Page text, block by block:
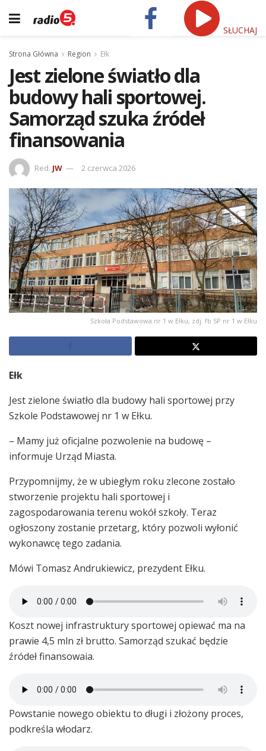
SŁUCHAJ
Strona Główna Region Ełk
Jest zielone światło dla
budowy hali sportowej.
Samorząd szuka źródeł
finansowania
Red. JW 2 czerwca 2026
Szkoła Podstawowa nr 1 w Ełku, zdj. fb SP nr 1 w Ełku
Ełk
Jest zielone światło dla budowy hali sportowej przy
Szkole Podstawowej nr 1 w Ełku.
– Mamy już oficjalne pozwolenie na budowę –
informuje Urząd Miasta.
Przypomnijmy, że w ubiegłym roku zlecone zostało
stworzenie projektu hali sportowej i
zagospodarowania terenu wokół szkoły. Teraz
ogłoszony zostanie przetarg, który pozwoli wyłonić
wykonawcę tego zadania.
Mówi Tomasz Andrukiewicz, prezydent Ełku.
Koszt nowej infrastruktury sportowej opiewać ma na
prawie 4,5 mln zł brutto. Samorząd szukać będzie
źródeł finansowaia.
Powstanie nowego obiektu to długi i złożony proces,
podkreśla włodarz.